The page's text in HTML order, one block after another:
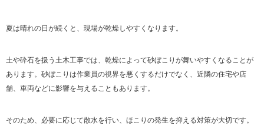
夏は晴れの日が続くと、現場が乾燥しやすくなります。
土や砕石を扱う土木工事では、乾燥によって砂ぼこりが舞いやすくなることが
あります。砂ぼこりは作業員の視界を悪くするだけでなく、近隣の住宅や店
舗、車両などに影響を与えることもあります。
そのため、必要に応じて散水を行い、ほこりの発生を抑える対策が大切です。